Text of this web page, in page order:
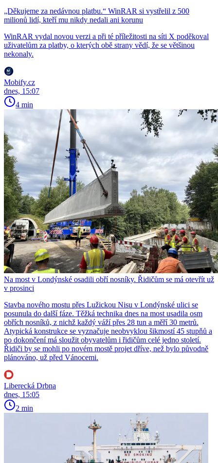
„Děkujeme za nedávnou platbu.“ WinRAR si vystřelil z 500
milionů lidí, kteří mu nikdy nedali ani korunu
WinRAR vydal novou verzi a při té příležitosti na síti X poděkoval
uživatelům za platby, o kterých obě strany vědí, že se většinou
nekonaly.
Mobify.cz
dnes, 15:07
4 min
Na most v Londýnské osadili obří nosníky. Řidičům se má otevřít už
v prosinci
Stavba nového mostu přes Lužickou Nisu v Londýnské ulici se
posunula do další fáze. Těžká technika dnes na most usadila osm
obřích nosníků, z nichž každý váží přes 28 tun a měří 30 metrů.
Atypická konstrukce se vyznačuje neobvyklou šikmostí 45 stupňů a
po dokončení má sloužit obyvatelům i řidičům celé jedno století.
Řidiči by se mohli po novém mostě projet dříve, než bylo původně
plánováno, už před Vánocemi.
Liberecká Drbna
dnes, 15:05
2 min